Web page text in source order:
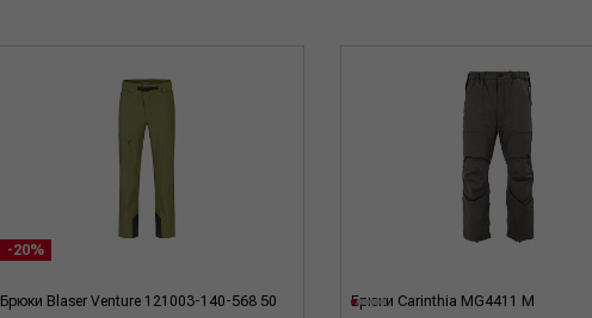
-20%
Брюки Blaser Venture 121003-140-568 50 Брюки Carinthia MG4411 M